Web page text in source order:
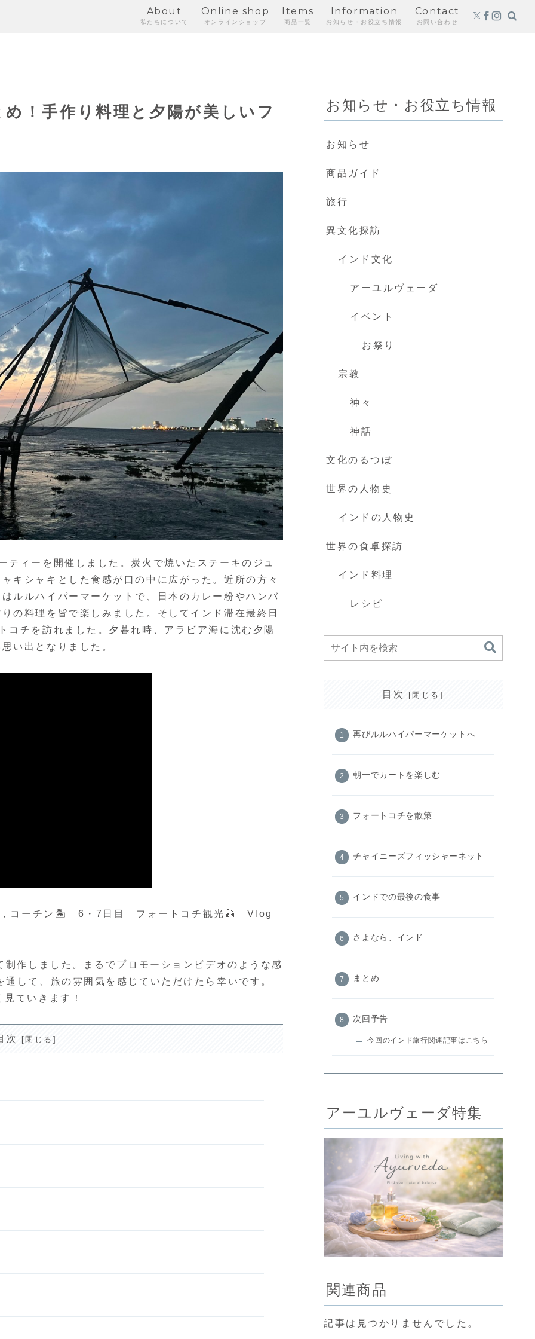
About
私たちについて
Online shop
オンラインショップ
Items
商品一覧
Information
お知らせ・お役立ち情報
Contact
お問い合わせ
！手作り料理と夕陽が美しいフ
ティーを開催しました。炭火で焼いたステーキのジュ
キシャキとした食感が口の中に広がった。近所の方々
ルルハイパーマーケットで、日本のカレー粉やハンバ
の料理を皆で楽しみました。そしてインド滞在最終日
コチを訪れました。夕暮れ時、アラビア海に沈む夕陽
い出となりました。
コーチン🏝️ 6・7日目 フォートコチ観光🎣 Vlog
作しました。まるでプロモーションビデオのような感
して、旅の雰囲気を感じていただけたら幸いです。
ていきます！
次
お知らせ・お役立ち情報
お知らせ
商品ガイド
旅行
異文化探訪
インド文化
アーユルヴェーダ
イベント
お祭り
宗教
神々
神話
文化のるつぼ
世界の人物史
インドの人物史
世界の食卓探訪
インド料理
レシピ
目次
再びルルハイパーマーケットへ
朝一でカートを楽しむ
フォートコチを散策
チャイニーズフィッシャーネット
インドでの最後の食事
さよなら、インド
まとめ
次回予告
今回のインド旅行関連記事はこちら
アーユルヴェーダ特集
関連商品
記事は見つかりませんでした。